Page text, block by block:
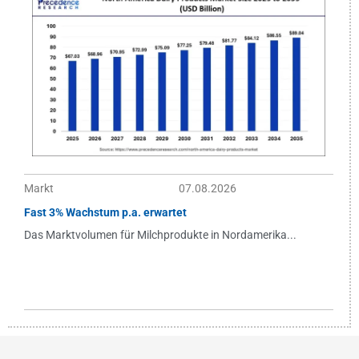
Markt
07.08.2026
Fast 3% Wachstum p.a. erwartet
Das Marktvolumen für Milchprodukte in Nordamerika...